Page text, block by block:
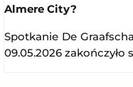
Almere City?
Spotkanie De
09.05.2026 zakończyło